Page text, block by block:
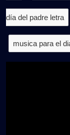
día del padre letra
musica para el